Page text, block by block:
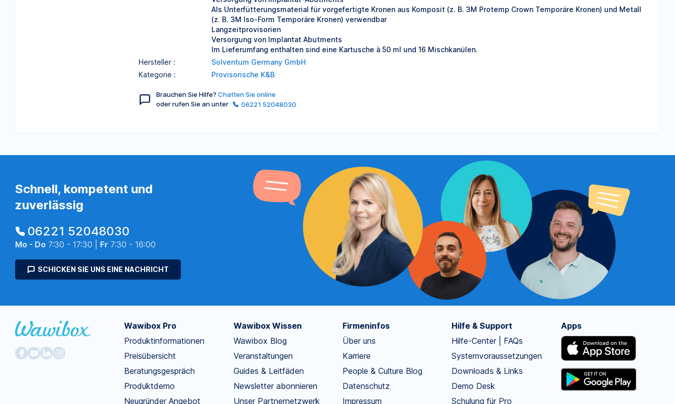
Als Unterfütterungsmaterial für vorgefertigte Kronen aus Komposit (z. B. 3M Protemp Crown Temporäre Kronen) und Metall
(z. B. 3M Iso-Form Temporäre Kronen) verwendbar
Langzeitprovisorien
Versorgung von Implantat Abutments
Im Lieferumfang enthalten sind eine Kartusche à 50 ml und 16 Mischkanülen.
Hersteller :
Solventum Germany GmbH
Kategorie :
Provisorische K&B
Brauchen Sie Hilfe? Chatten Sie online
oder rufen Sie an unter
06221 52048030
Schnell, kompetent und
zuverlässig
06221 52048030
Mo - Do 7:30 - 17:30 | Fr 7:30 - 16:00
SCHICKEN SIE UNS EINE NACHRICHT
Wawibox Pro
Produktinformationen
Preisübersicht
Beratungsgespräch
Produktdemo
Neugründer Angebot
Wawibox Wissen
Wawibox Blog
Veranstaltungen
Guides & Leitfäden
Newsletter abonnieren
Unser Partnernetzwerk
Firmeninfos
Über uns
Karriere
People & Culture Blog
Datenschutz
Impressum
Hilfe & Support
Hilfe-Center | FAQs
Systemvoraussetzungen
Downloads & Links
Demo Desk
Schulung für Pro
Apps